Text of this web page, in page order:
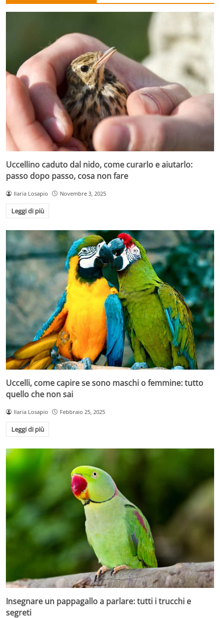
Uccellino caduto dal nido, come curarlo e aiutarlo:
passo dopo passo, cosa non fare
Ilaria Losapio Novembre 3, 2025
Leggi di più
Uccelli, come capire se sono maschi o femmine: tutto
quello che non sai
Ilaria Losapio Febbraio 25, 2025
Leggi di più
Insegnare un pappagallo a parlare: tutti i trucchi e
segreti